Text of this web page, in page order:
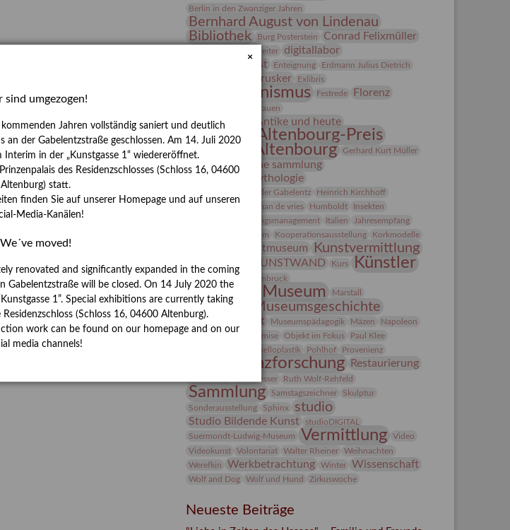
Berlin in den Zwanziger Jahren
Bernhard August von Lindenau
Bibliothek
Burg Posterstein Conrad Felixmüller
Der Blaue Reiter
digitallabor
Entartete Kunst
Enteignung
Erdmann Julius Dietrich
estrusker Exlibris
Expressionismus Festrede Florenz
frauen
Frauen in der Antike und heute
Gerhard-Altenbourg-Preis
Gerhard Altenbourg
Gerhard Kurt Müller
Grafik
grafische sammlung
griechische Mythologie
Hanns-Conon von der Gabelentz Heinrich Kirchhoff
Heldinnen herman de vries Humboldt
Insekten
Integriertes Schädlingsmanagement
Italien
Jahresempfang
Kolosseum Kooperationsausstellung Korkmodelle
Kunstmuseum Kunstvermittlung
Kunst von Kühl KUNSTWAND Kurs Künstler
Künstlerin Lehmbruck
Lindenau-Museum
Marstall
Messeakademie
Museumsgeschichte
Museumsnacht Museumspädagogik Mäzen Napoleon
Natur Neue Remise Objekt im Fokus
Paul Klee
Phelloplastik Pohlhof Provenienz
Provenienzforschung Restaurierung
Rudi Lesser Ruth Wolf-Rehfeld
Sammlung Samstagszeichner
Skulptur
Sonderausstellung
Sphinx studio
Studio Bildende Kunst
studioDIGITAL
Suermondt-Ludwig-Museum
Vermittlung
Video
Videokunst
Volontariat Walter Rheiner
Weihnachten
Werefkin
Werkbetrachtung Winter Wissenschaft
Wolf and Dog Wolf und Hund Zirkuswoche
Neueste Beiträge
×
sind umgezogen!
Jahren vollständig saniert und deutlich
an der Gabelentzstraße geschlossen. Am 14. Juli 2020
in der „Kunstgasse 1“ wiedereröffnet.
des Residenzschlosses (Schloss 16, 04600
Altenburg) statt.
finden Sie auf unserer Homepage und auf unseren
Media-Kanälen!
We´ve moved!
renovated and significantly expanded in the coming
Gabelentzstraße will be closed. On 14 July 2020 the
1”. Special exhibitions are currently taking
(Schloss 16, 04600 Altenburg).
work can be found on our homepage and on our
media channels!